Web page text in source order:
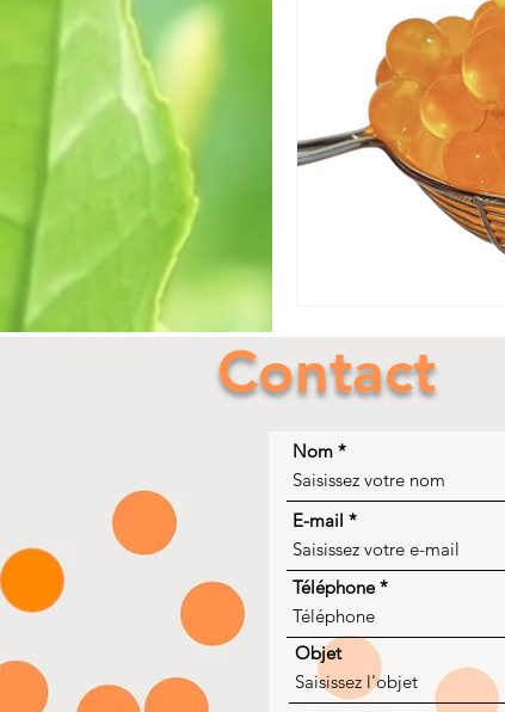
Contact
Nom
E-mail
Téléphone
Objet